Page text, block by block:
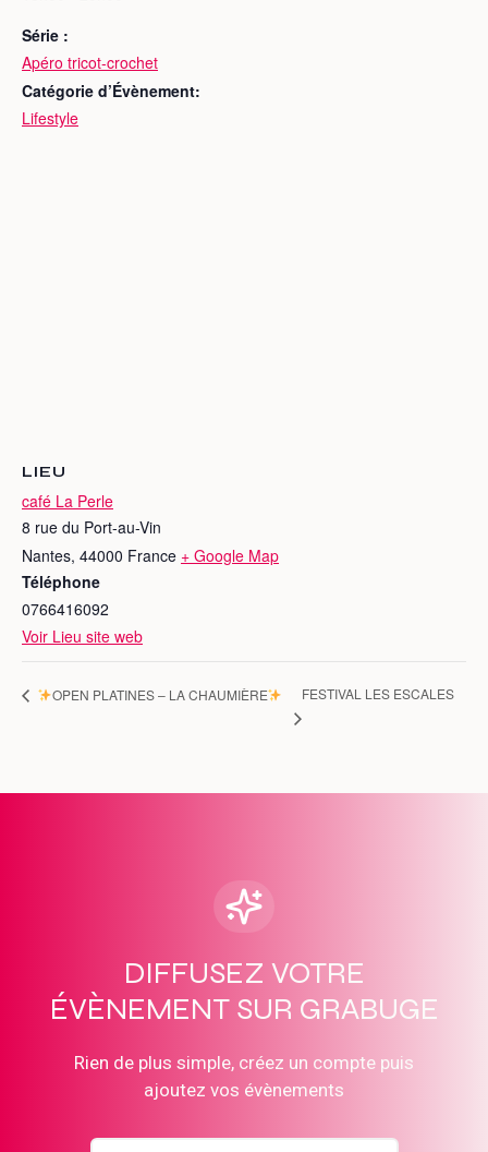
Série :
Apéro tricot-crochet
Catégorie d’Évènement:
Lifestyle
LIEU
café La Perle
8 rue du Port-au-Vin
Nantes, 44000 France + Google Map
Téléphone
0766416092
Voir Lieu site web
OPEN PLATINES – LA CHAUMIÈRE FESTIVAL LES ESCALES
DIFFUSEZ VOTRE
ÉVÈNEMENT SUR GRABUGE
Rien de plus simple, créez un compte puis
ajoutez vos évènements